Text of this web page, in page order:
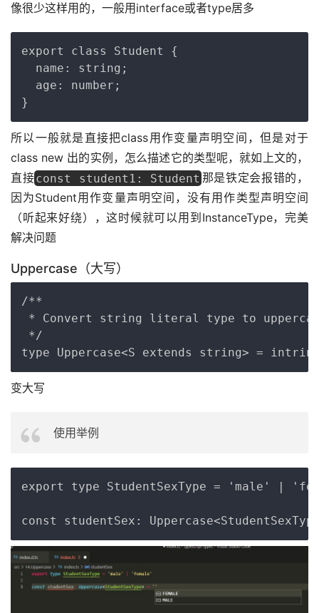
像很少这样用的，一般用interface或者type居多
export class Student {
  name: string;
  age: number;
所以一般就是直接把class用作变量声明空间，但是对于
class new 出的实例，怎么描述它的类型呢，就如上文的，
直接const student1: Student 那是铁定会报错的，
因为Student用作变量声明空间，没有用作类型声明空间
（听起来好绕），这时候就可以用到InstanceType，完美
解决问题
Uppercase（大写）
/**
* Convert string literal type to
*/
变大写
使用举例
export type StudentSexType = 'male' |
Copy